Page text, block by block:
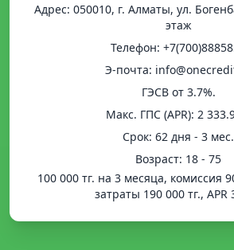
Адрес: 050010, г. Алматы, ул.
этаж
Телефон:
Э-почта:
ГЭСВ от 3.7%.
Mакс. ГПС (APR): 2
Срок: 62 дня - 3 мес.
Возраст: 18 - 75
100 000 тг. на 3 месяца, комиссия
затраты 190 000 тг., APR